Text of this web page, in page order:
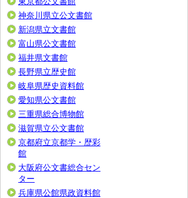
神奈川県立公文書館
新潟県立文書館
富山県公文書館
福井県文書館
長野県立歴史館
岐阜県歴史資料館
愛知県公文書館
三重県総合博物館
滋賀県立公文書館
京都府立京都学・歴彩
館
大阪府公文書総合セン
ター
兵庫県公館県政資料館